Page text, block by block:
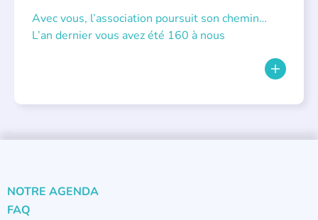
Avec vous, l’association poursuit son chemin…
L’an dernier vous avez été 160 à nous
NOTRE AGENDA
FAQ